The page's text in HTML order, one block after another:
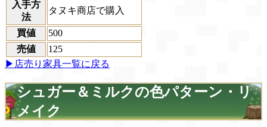
入手方
法
タヌキ商店で購入
買値
500
売値
125
▶店売り家具一覧に戻る
シュガー＆ミルクの色パターン・リ
メイク